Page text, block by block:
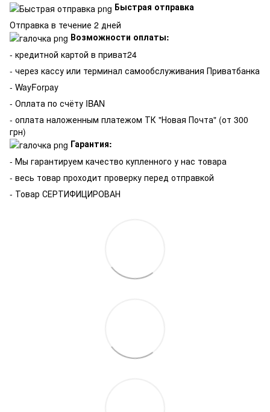
Быстрая отправка
Отправка в течение 2 дней
Возможности оплаты:
- кредитной картой в приват24
- через кассу или терминал самообслуживания Приватбанка
- WayForpay
- Оплата по счёту IBAN
- оплата наложенным платежом ТК "Новая Почта" (от 300
грн)
Гарантия:
- Мы гарантируем качество купленного у нас товара
- весь товар проходит проверку перед отправкой
- Товар СЕРТИФИЦИРОВАН